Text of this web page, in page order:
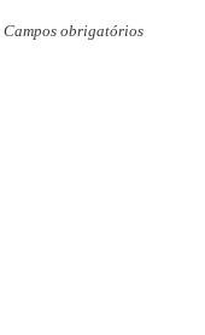
Campos obrigatórios